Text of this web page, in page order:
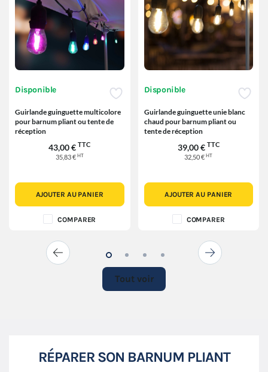
Disponible
Guirlande guinguette multicolore
pour barnum pliant ou tente de
réception
43,00 € TTC
35,83 € HT
AJOUTER AU PANIER
COMPARER
Disponible
Guirlande guinguette unie blanc
chaud pour barnum pliant ou
tente de réception
39,00 € TTC
32,50 €HT
AJOUTER AU PANIER
COMPARER
Tout voir
RÉPARER SON BARNUM PLIANT